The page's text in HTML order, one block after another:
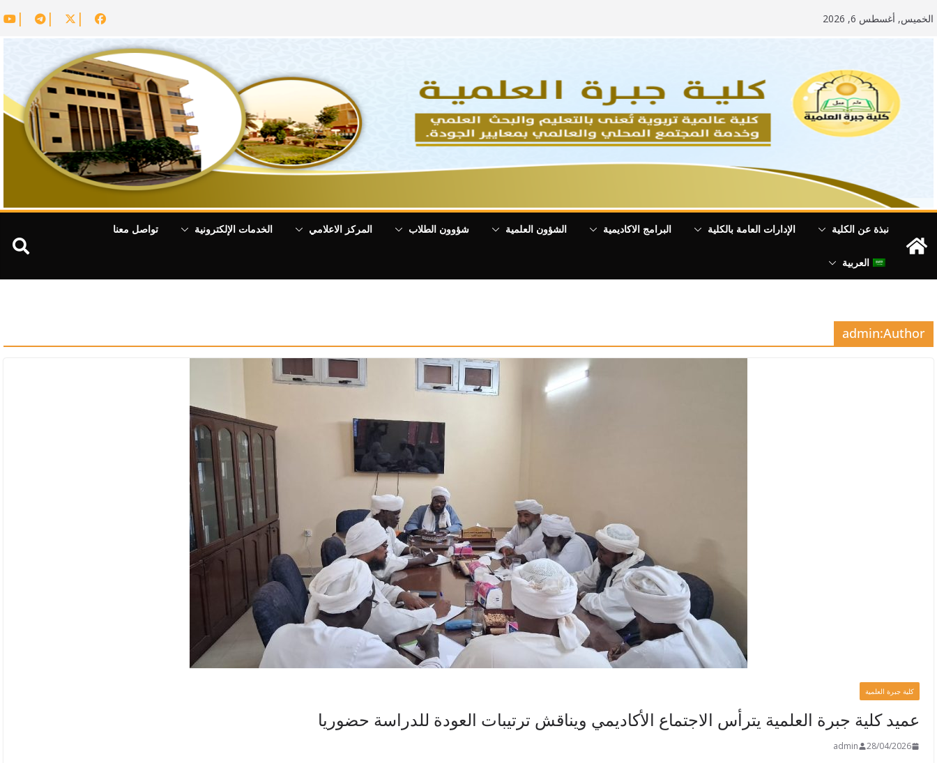
الخميس, أغسطس 6, 2026
نبذة عن الكلية الإدارات العامة بالكلية البرامج الاكاديمية الشؤون العلمية شؤوون الطلاب المركز الاعلامي الخدمات الإلكترونية تواصل معنا
العربية
Author:
admin
كلية جبرة العلمية
عميد كلية جبرة العلمية يترأس الاجتماع الأكاديمي ويناقش ترتيبات العودة للدراسة حضوريا
28/04/2026
admin